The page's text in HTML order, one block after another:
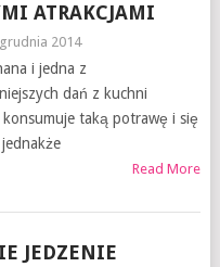
ATRAKCJAMI
2014
i jedna z
dań z kuchni
konsumuje taką potrawę i się
Read More
JEDZENIE